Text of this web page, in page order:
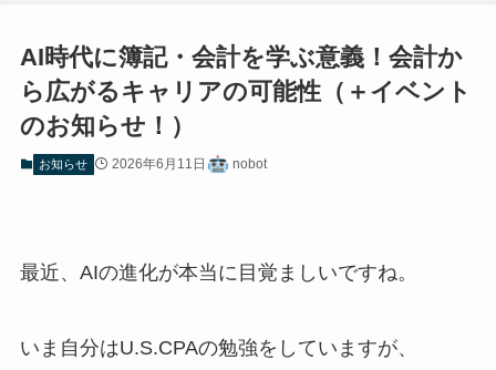
AI時代に簿記・会計を学ぶ意義！会計か
ら広がるキャリアの可能性（＋イベント
のお知らせ！）
お知らせ 2026年6月11日 nobot
最近、AIの進化が本当に目覚ましいですね。
いま自分はU.S.CPAの勉強をしていますが、